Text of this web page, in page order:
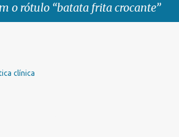
o rótulo batata frita crocante
clínica